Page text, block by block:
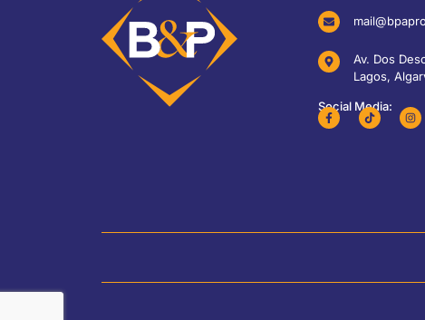
Av. Dos
Lagos,
Social Media: